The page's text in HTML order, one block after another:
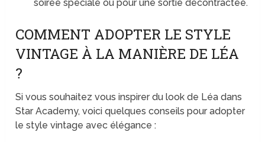
soirée spéciale ou pour une sortie décontractée.
COMMENT ADOPTER LE STYLE
VINTAGE À LA MANIÈRE DE LÉA
?
Si vous souhaitez vous inspirer du look de Léa dans
Star Academy, voici quelques conseils pour adopter
le style vintage avec élégance :